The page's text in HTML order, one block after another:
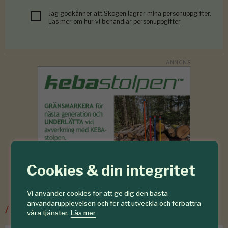
Cookies & din integritet
Vi använder cookies för att ge dig den bästa
användarupplevelsen och för att utveckla och förbättra
våra tjänster. Läs mer
Jag godkänner att Skogen lagrar mina personuppgifter.
Läs mer om hur vi behandlar personuppgifter
/Senaste ur Skogsskötsel